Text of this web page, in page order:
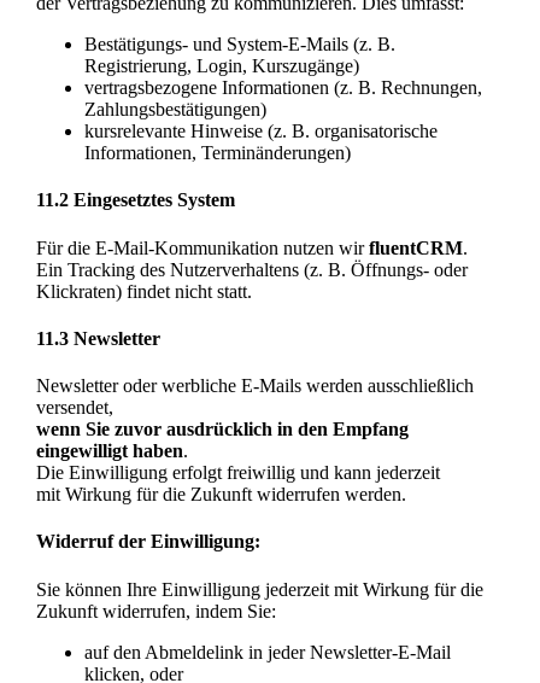
Bestätigungs- und System-E-Mails (z. B.
Registrierung, Login, Kurszugänge)
vertragsbezogene Informationen (z. B. Rechnungen,
Zahlungsbestätigungen)
kursrelevante Hinweise (z. B. organisatorische
Informationen, Terminänderungen)
11.2 Eingesetztes System
Für die E-Mail-Kommunikation nutzen wirfluentCRM.
Ein Tracking des Nutzerverhaltens (z. B. Öffnungs- oder
Klickraten) findet nicht statt.
11.3 Newsletter
Newsletter oder werbliche E-Mails werden ausschließlich
versendet,
wenn Sie zuvor ausdrücklich in den Empfang
eingewilligt haben.
Die Einwilligung erfolgt freiwillig und kann jederzeit
mit Wirkung für die Zukunft widerrufen werden.
Widerruf der Einwilligung:
Sie können Ihre Einwilligung jederzeit mit Wirkung für die
Zukunft widerrufen, indem Sie:
auf den Abmeldelink in jeder Newsletter-E-Mail
klicken, oder